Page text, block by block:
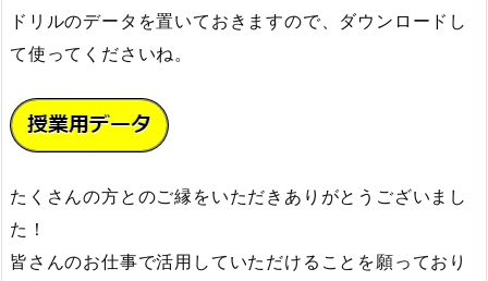
ドリルのデータを置いておきますので、ダウンロードし
て使ってくださいね。
たくさんの方とのご縁をいただきありがとうございまし
た！
皆さんのお仕事で活用していただけることを願っており